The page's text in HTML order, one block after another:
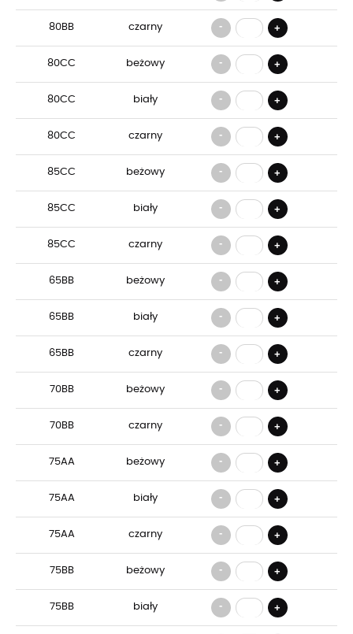
80BB czarny - +
80CC beżowy - +
80CC biały - +
80CC czarny - +
85CC beżowy - +
85CC biały - +
85CC czarny - +
65BB beżowy - +
65BB biały - +
65BB czarny - +
70BB beżowy - +
70BB czarny - +
75AA beżowy - +
75AA biały - +
75AA czarny - +
75BB beżowy - +
75BB biały - +